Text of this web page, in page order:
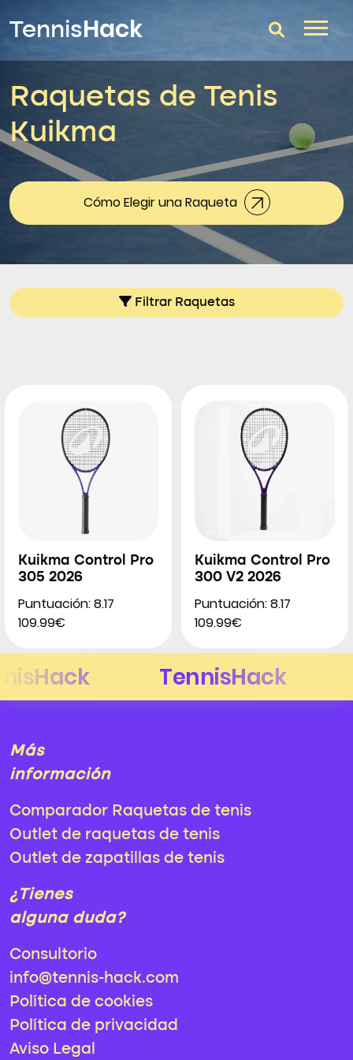
TennisHack
T-Finder
Raquetas de tenis
Zapatillas
Comparador
Raquetas de Tenis
Kuikma
Cómo Elegir una Raqueta
Filtrar Raquetas
Kuikma Control Pro
305 2026
Puntuación: 8.17
109.99€
Kuikma Control Pro
300 V2 2026
Puntuación: 8.17
109.99€
Más
información
Comparador Raquetas de tenis
Outlet de raquetas de tenis
Outlet de zapatillas de tenis
¿Tienes
alguna duda?
Consultorio
info@tennis-hack.com
Política de cookies
Política de privacidad
Aviso Legal